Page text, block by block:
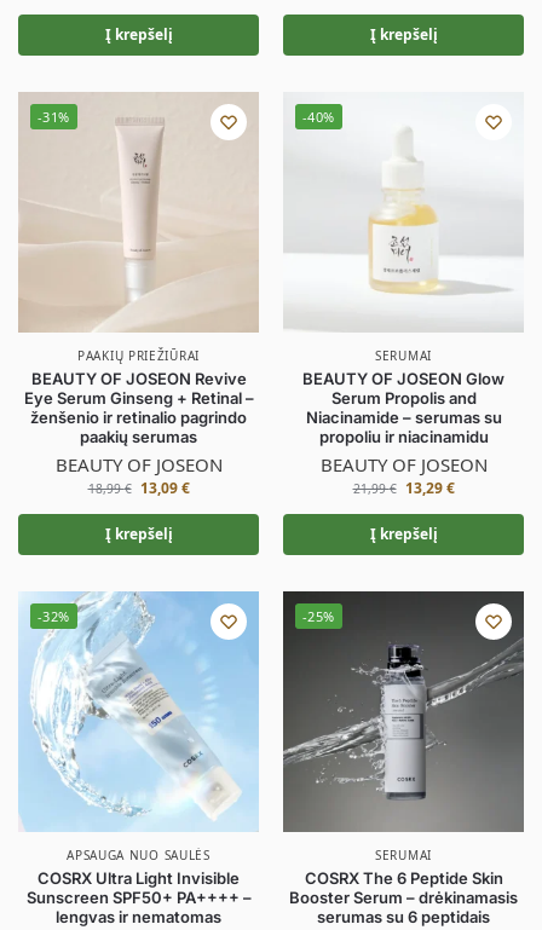
Į krepšelį Į krepšelį
-31%
PAAKIŲ PRIEŽIŪRAI
BEAUTY OF JOSEON Revive
Eye Serum Ginseng + Retinal –
ženšenio ir retinalio pagrindo
paakių serumas
BEAUTY OF JOSEON
18,99€ 13,09€
Į krepšelį
-40%
SERUMAI
BEAUTY OF JOSEON Glow
Serum Propolis and
Niacinamide – serumas su
propoliu ir niacinamidu
BEAUTY OF JOSEON
21,99€ 13,29€
Į krepšelį
-32%
APSAUGA NUO SAULĖS
COSRX Ultra Light Invisible
Sunscreen SPF50+ PA++++ –
lengvas ir nematomas
-25%
SERUMAI
COSRX The 6 Peptide Skin
Booster Serum – drėkinamasis
serumas su 6 peptidais